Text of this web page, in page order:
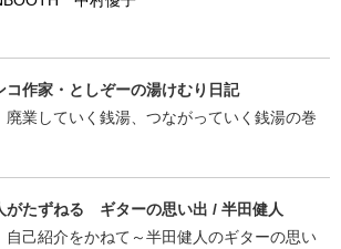
コ作家・としぞーの湯けむり日記
業していく銭湯、つながっていく銭湯の巻
がたずねる ギターの思い出 / 半田健人
己紹介をかねて～半田健人のギターの思い